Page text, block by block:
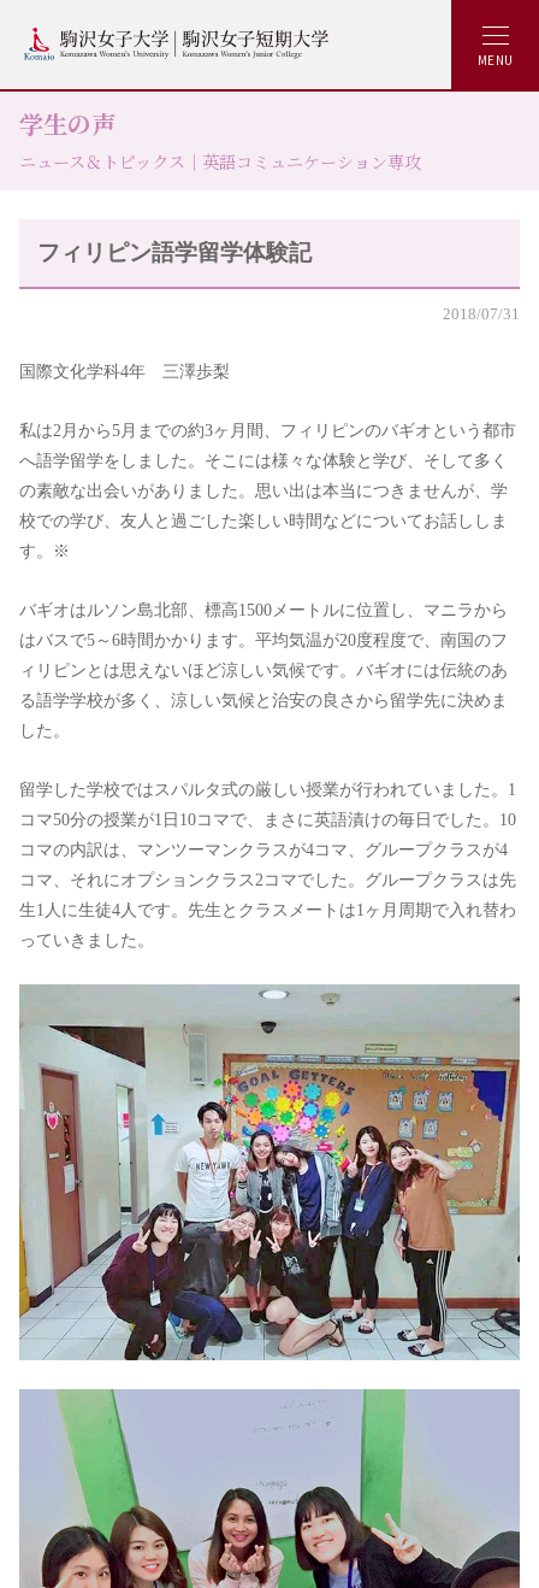
MENU
学生の声
ニュース＆トピックス｜英語コミュニケーション専攻
フィリピン語学留学体験記
2018/07/31
国際文化学科4年 三澤歩梨
私は2月から5月までの約3ヶ月間、フィリピンのバギオという都市
へ語学留学をしました。そこには様々な体験と学び、そして多く
の素敵な出会いがありました。思い出は本当につきませんが、学
校での学び、友人と過ごした楽しい時間などについてお話ししま
す。※
バギオはルソン島北部、標高1500メートルに位置し、マニラから
はバスで5～6時間かかります。平均気温が20度程度で、南国のフ
ィリピンとは思えないほど涼しい気候です。バギオには伝統のあ
る語学学校が多く、涼しい気候と治安の良さから留学先に決めま
した。
留学した学校ではスパルタ式の厳しい授業が行われていました。1
コマ50分の授業が1日10コマで、まさに英語漬けの毎日でした。10
コマの内訳は、マンツーマンクラスが4コマ、グループクラスが4
コマ、それにオプションクラス2コマでした。グループクラスは先
生1人に生徒4人です。先生とクラスメートは1ヶ月周期で入れ替わ
っていきました。